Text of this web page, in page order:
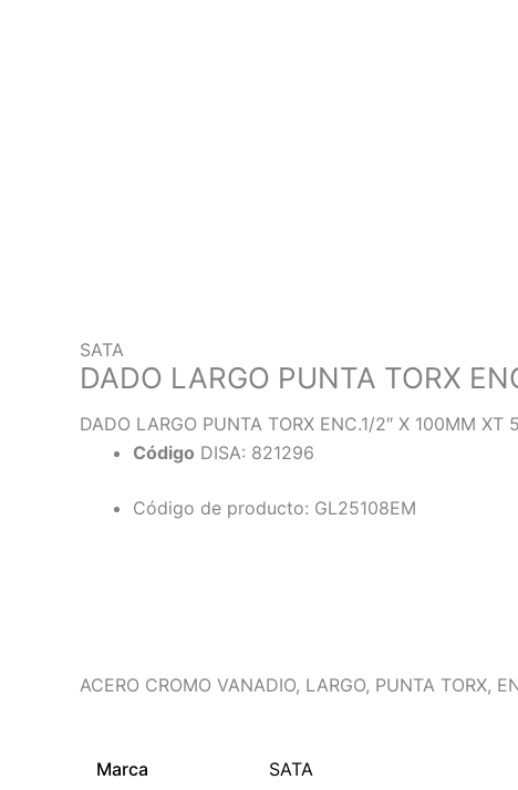
SATA
DADO LARGO PUNTA TORX
DADO LARGO PUNTA TORX ENC.1/2″ X 100MM XT
Código DISA: 821296
Código de producto: GL25108EM
ACERO CROMO VANADIO, LARGO, PUNTA TORX,
Marca SATA